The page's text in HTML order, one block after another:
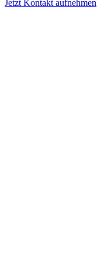
Jetzt Kontakt aufnehmen